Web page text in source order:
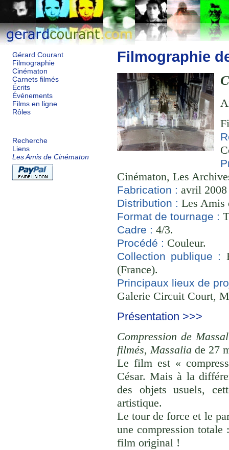
Gérard Courant
Filmographie
Cinématon
Carnets filmés
Écrits
Événements
Films en ligne
Rôles
Recherche
Liens
Les Amis de Cinématon
Filmographie
Cinématon, Les
Fabrication : avril
Distribution : Les Amis
Format de tournage :
Cadre : 4/3.
Procédé : Couleur.
Collection publique :
(France).
Principaux lieux de
Galerie Circuit Court,
Présentation >>>
Compression de
filmés,Massalia de 27
Le film est «
César. Mais à la
des objets usuels,
artistique.
Le tour de force et le
une compression
film original !